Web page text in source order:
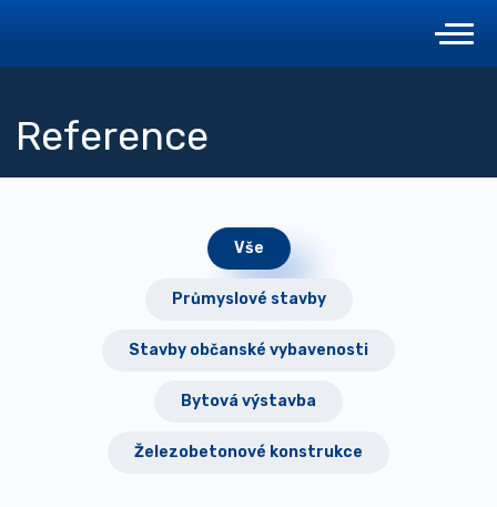
Reference
Vše
Průmyslové stavby
Stavby občanské vybavenosti
Bytová výstavba
Železobetonové konstrukce